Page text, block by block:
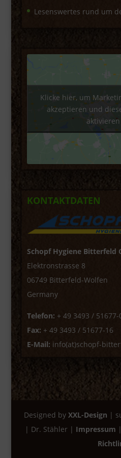
Lesenswertes rund um
Klicke hier, um
akzeptieren und
aktivieren
KONTAKTDATEN
Schopf Hygiene Bitterfeld
Elektronstrasse 8
06749 Bitterfeld-Wolfen
Germany
Telefon: + 49 3493 / 51677-
Fax: + 49 3493 / 51677-16
E-Mail: info(at)schopf-
Designed byXXL-Design |
| Dr. Stähler | Impressum |